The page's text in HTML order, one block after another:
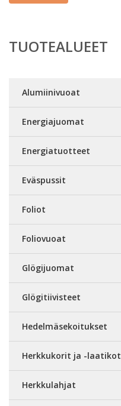
TUOTEALUEET
Alumiinivuoat
Energiajuomat
Energiatuotteet
Eväspussit
Foliot
Foliovuoat
Glögijuomat
Glögitiivisteet
Hedelmäsekoitukset
Herkkukorit ja -laatikot
Herkkulahjat